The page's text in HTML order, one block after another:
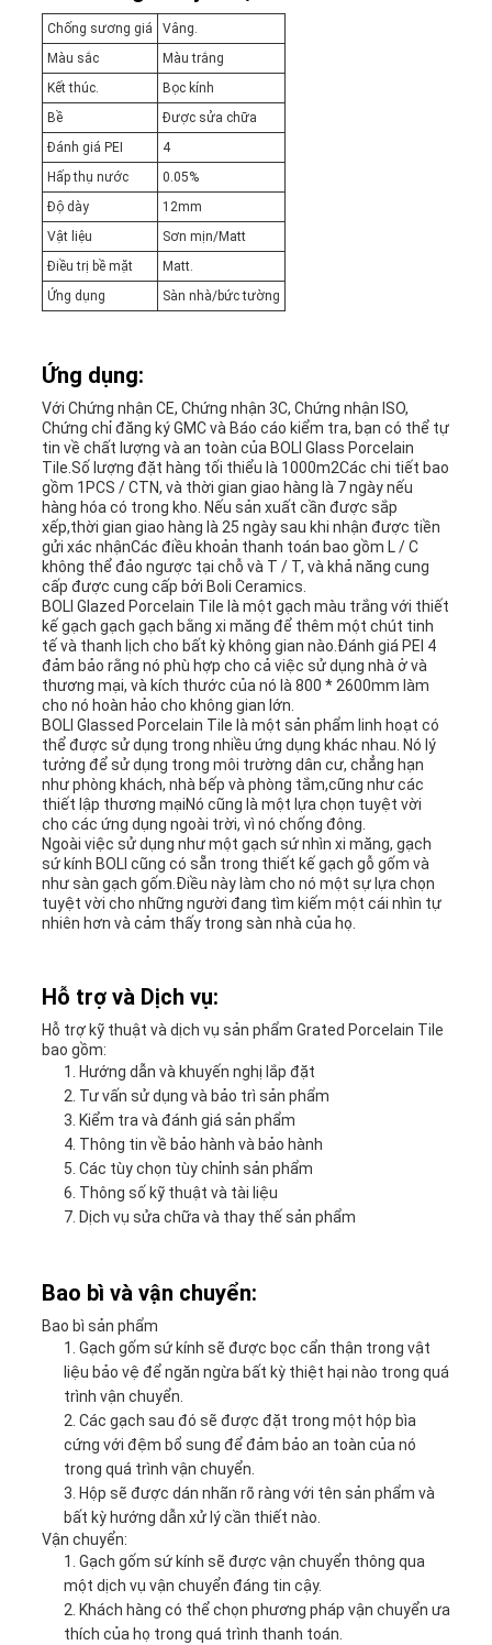
Chống sương giá
Vâng.
Màu sắc
Màu trắng
Kết thúc.
Bọc kính
Bề
Được sửa chữa
Đánh giá PEI
4
Hấp thụ nước
0.05%
Độ dày
12mm
Vật liệu
Sơn mịn/Matt
Điều trị bề mặt
Matt.
Ứng dụng
Sàn nhà/bức tường
Ứng dụng:
Với Chứng nhận CE, Chứng nhận 3C, Chứng nhận ISO,
Chứng chỉ đăng ký GMC và Báo cáo kiểm tra, bạn có thể tự
tin về chất lượng và an toàn của BOLI Glass Porcelain
Tile.Số lượng đặt hàng tối thiểu là 1000m2Các chi tiết bao
gồm 1PCS / CTN, và thời gian giao hàng là 7 ngày nếu
hàng hóa có trong kho. Nếu sản xuất cần được sắp
xếp,thời gian giao hàng là 25 ngày sau khi nhận được tiền
gửi xác nhậnCác điều khoản thanh toán bao gồm L / C
không thể đảo ngược tại chỗ và T / T, và khả năng cung
cấp được cung cấp bởi Boli Ceramics.
BOLI Glazed Porcelain Tile là một gạch màu trắng với thiết
kế gạch gạch gạch bằng xi măng để thêm một chút tinh
tế và thanh lịch cho bất kỳ không gian nào.Đánh giá PEI 4
đảm bảo rằng nó phù hợp cho cả việc sử dụng nhà ở và
thương mại, và kích thước của nó là 800 * 2600mm làm
cho nó hoàn hảo cho không gian lớn.
BOLI Glassed Porcelain Tile là một sản phẩm linh hoạt có
thể được sử dụng trong nhiều ứng dụng khác nhau. Nó lý
tưởng để sử dụng trong môi trường dân cư, chẳng hạn
như phòng khách, nhà bếp và phòng tắm,cũng như các
thiết lập thương mạiNó cũng là một lựa chọn tuyệt vời
cho các ứng dụng ngoài trời, vì nó chống đông.
Ngoài việc sử dụng như một gạch sứ nhìn xi măng, gạch
sứ kính BOLI cũng có sẵn trong thiết kế gạch gỗ gốm và
như sàn gạch gốm.Điều này làm cho nó một sự lựa chọn
tuyệt vời cho những người đang tìm kiếm một cái nhìn tự
nhiên hơn và cảm thấy trong sàn nhà của họ.
Hỗ trợ và Dịch vụ:
Hỗ trợ kỹ thuật và dịch vụ sản phẩm Grated Porcelain Tile
bao gồm:
Hướng dẫn và khuyến nghị lắp đặt
Tư vấn sử dụng và bảo trì sản phẩm
Kiểm tra và đánh giá sản phẩm
Thông tin về bảo hành và bảo hành
Các tùy chọn tùy chỉnh sản phẩm
Thông số kỹ thuật và tài liệu
Dịch vụ sửa chữa và thay thế sản phẩm
Bao bì và vận chuyển:
Bao bì sản phẩm
Gạch gốm sứ kính sẽ được bọc cẩn thận trong vật
liệu bảo vệ để ngăn ngừa bất kỳ thiệt hại nào trong quá
trình vận chuyển.
Các gạch sau đó sẽ được đặt trong một hộp bìa
cứng với đệm bổ sung để đảm bảo an toàn của nó
trong quá trình vận chuyển.
Hộp sẽ được dán nhãn rõ ràng với tên sản phẩm và
bất kỳ hướng dẫn xử lý cần thiết nào.
Vận chuyển:
Gạch gốm sứ kính sẽ được vận chuyển thông qua
một dịch vụ vận chuyển đáng tin cậy.
Khách hàng có thể chọn phương pháp vận chuyển ưa
thích của họ trong quá trình thanh toán.